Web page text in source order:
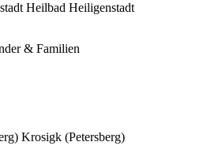
Heilbad Heiligenstadt
& Familien
Krosigk (Petersberg)